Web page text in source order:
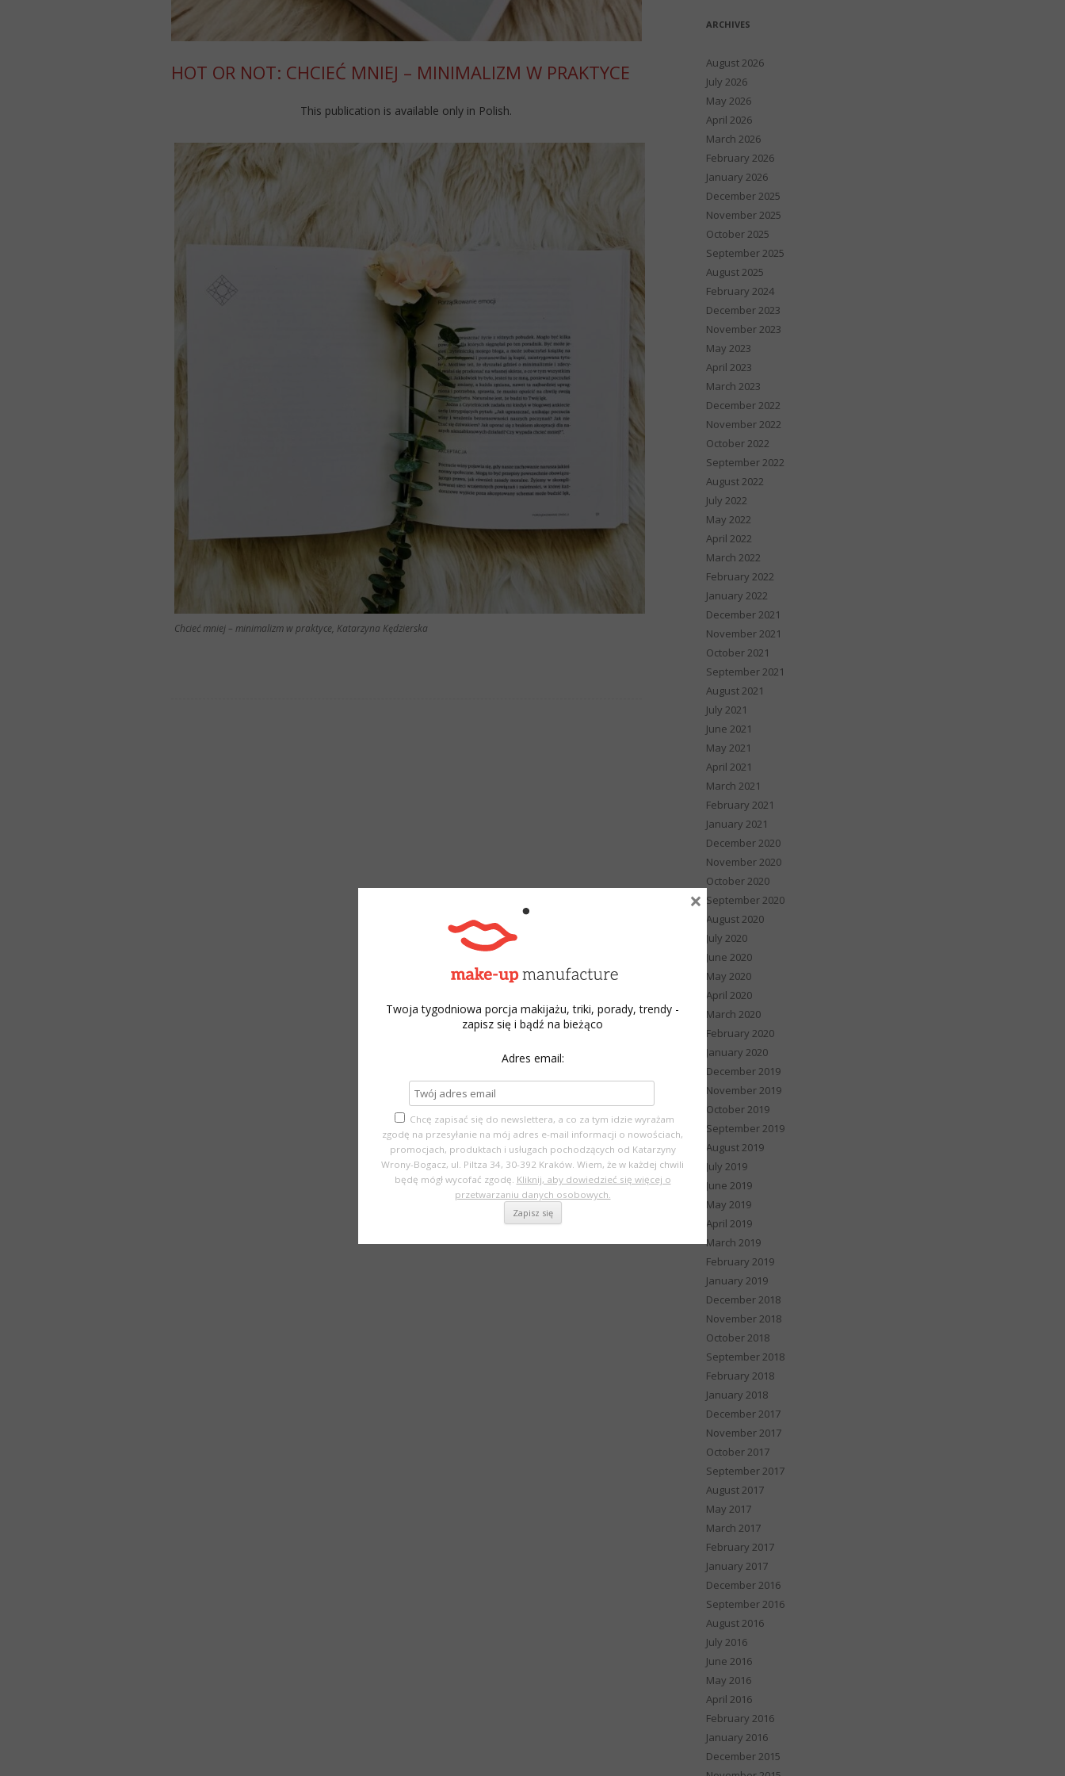
HOT OR NOT: CHCIEĆ MNIEJ – MINIMALIZM W PRAKTYCE
This publication is available only in Polish.
Chcieć mniej – minimalizm w praktyce, Katarzyna Kędzierska
ARCHIVES
August 2026
July 2026
May 2026
April 2026
March 2026
February 2026
January 2026
December 2025
November 2025
October 2025
September 2025
August 2025
February 2024
December 2023
November 2023
May 2023
April 2023
March 2023
December 2022
November 2022
October 2022
September 2022
August 2022
July 2022
May 2022
April 2022
March 2022
February 2022
January 2022
December 2021
November 2021
October 2021
September 2021
August 2021
July 2021
June 2021
May 2021
April 2021
March 2021
February 2021
January 2021
December 2020
November 2020
October 2020
September 2020
August 2020
July 2020
June 2020
May 2020
April 2020
March 2020
February 2020
January 2020
December 2019
November 2019
October 2019
September 2019
August 2019
July 2019
June 2019
May 2019
April 2019
March 2019
February 2019
January 2019
December 2018
November 2018
October 2018
September 2018
February 2018
January 2018
December 2017
November 2017
October 2017
September 2017
August 2017
May 2017
March 2017
February 2017
January 2017
December 2016
September 2016
August 2016
July 2016
June 2016
May 2016
April 2016
February 2016
January 2016
December 2015
Twoja tygodniowa porcja makijażu, triki, porady, trendy -
zapisz się i bądź na bieżąco
Adres email:
Chcę zapisać się do newslettera, a co za tym idzie wyrażam
zgodę na przesyłanie na mój adres e-mail informacji o nowościach,
promocjach, produktach i usługach pochodzących od Katarzyny
Wrony-Bogacz, ul. Piltza 34, 30-392 Kraków. Wiem, że w każdej chwili
będę mógł wycofać zgodę. Kliknij, aby dowiedzieć się więcej o
przetwarzaniu danych osobowych.
×